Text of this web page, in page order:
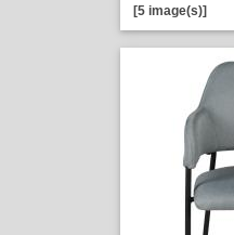
[5 image(s)]